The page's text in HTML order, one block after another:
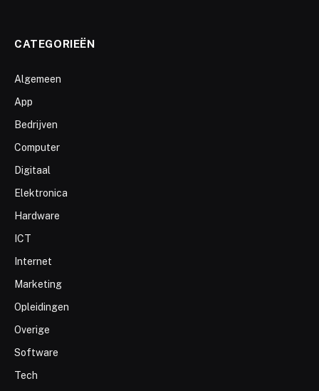
CATEGORIEËN
Algemeen
App
Bedrijven
Computer
Digitaal
Elektronica
Hardware
ICT
Internet
Marketing
Opleidingen
Overige
Software
Tech